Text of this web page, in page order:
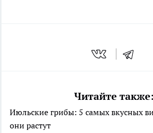
Читайте также:
Июльские грибы: 5 самых вкусных
они растут